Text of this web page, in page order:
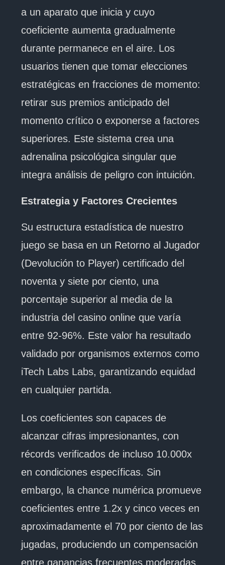
a un aparato que inicia y cuyo
coeficiente aumenta gradualmente
durante permanece en el aire. Los
usuarios tienen que tomar elecciones
estratégicas en fracciones de momento:
retirar sus premios anticipado del
momento crítico o exponerse a factores
superiores. Este sistema crea una
adrenalina psicológica singular que
integra análisis de peligro con intuición.
Estrategia y Factores Crecientes
Su estructura estadística de nuestro
juego se basa en un Retorno al Jugador
(Devolución to Player) certificado del
noventa y siete por ciento, una
porcentaje superior al media de la
industria del casino online que varía
entre 92-96%. Este valor ha resultado
validado por organismos externos como
iTech Labs Labs, garantizando equidad
en cualquier partida.
Los coeficientes son capaces de
alcanzar cifras impresionantes, con
récords verificados de incluso 10.000x
en condiciones específicas. Sin
embargo, la chance numérica promueve
coeficientes entre 1.2x y cinco veces en
aproximadamente el 70 por ciento de las
jugadas, produciendo un compensación
entre ganancias frecuentes moderadas